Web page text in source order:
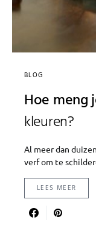
BLOG
Hoe meng
kleuren?
Al meer dan
verf om te
LEES MEER